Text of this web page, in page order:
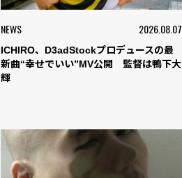
NEWS 2026.08.07
ICHIRO、D3adStockプロデュースの最
新曲“幸せでいい”MV公開 監督は鴨下大
輝